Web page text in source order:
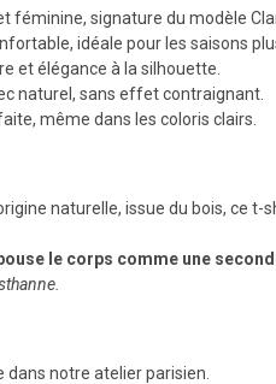
féminine, signature du modèle
idéale pour les saisons
et élégance à la silhouette.
naturel, sans effet contraignant.
même dans les coloris clairs.
naturelle, issue du bois, ce
le corps comme une
notre atelier parisien.